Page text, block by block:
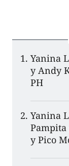
Yanina
y Andy
PH
Yanina
y Pico